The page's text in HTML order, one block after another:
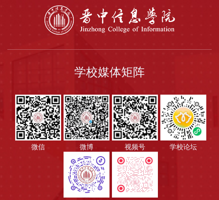
学校媒体矩阵
微信 微博 视频号 学校论坛